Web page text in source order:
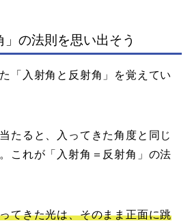
」の法則を思い出そう
「入射角と反射角」を覚えてい
たると、入ってきた角度と同じ
これが「入射角＝反射角」の法
てきた光は、そのまま正面に跳